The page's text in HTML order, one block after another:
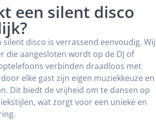
een silent disco
silent disco is verrassend eenvoudig. Wij
die aangesloten wordt op de DJ of
verbinden draadloos met
elke gast zijn eigen muziekkeuze en
Dit biedt de vrijheid om te dansen op
wat zorgt voor een unieke en